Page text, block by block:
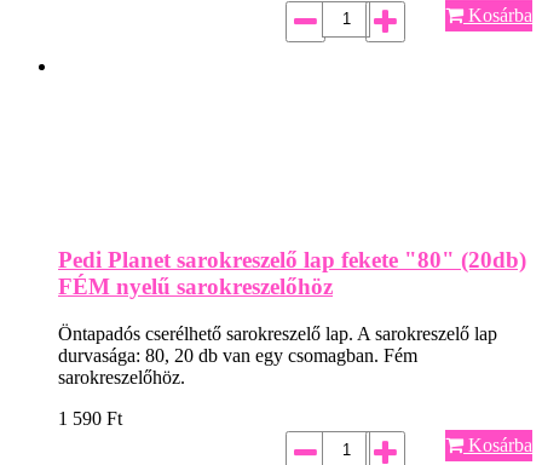
Kosárba
Pedi Planet sarokreszelő lap fekete "80" (20db)
FÉM nyelű sarokreszelőhöz
Öntapadós cserélhető sarokreszelő lap. A sarokreszelő lap
durvasága: 80, 20 db van egy csomagban. Fém
sarokreszelőhöz.
1 590 Ft
Kosárba